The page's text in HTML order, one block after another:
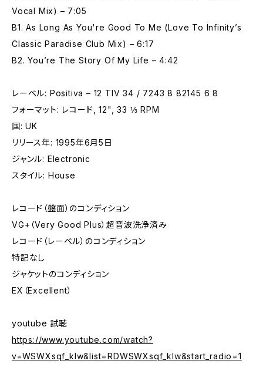
Vocal Mix) – 7:05
B1. As Long As You're Good To Me (Love To Infinity’s
Classic Paradise Club Mix) – 6:17
B2. You’re The Story Of My Life – 4:42
レーベル: Positiva – 12 TIV 34 / 7243 8 82145 6 8
フォーマット: レコード, 12", 33 ⅓ RPM
国: UK
リリース年: 1995年6月5日
ジャンル: Electronic
スタイル: House
レコード（盤面）のコンディション
VG+（Very Good Plus）超音波洗浄済み
レコード（レーベル）のコンディション
特記なし
ジャケットのコンディション
EX（Excellent）
youtube 試聴
https://www.youtube.com/watch?
v=WSWXsqf_kIw&list=RDWSWXsqf_kIw&start_radio=1